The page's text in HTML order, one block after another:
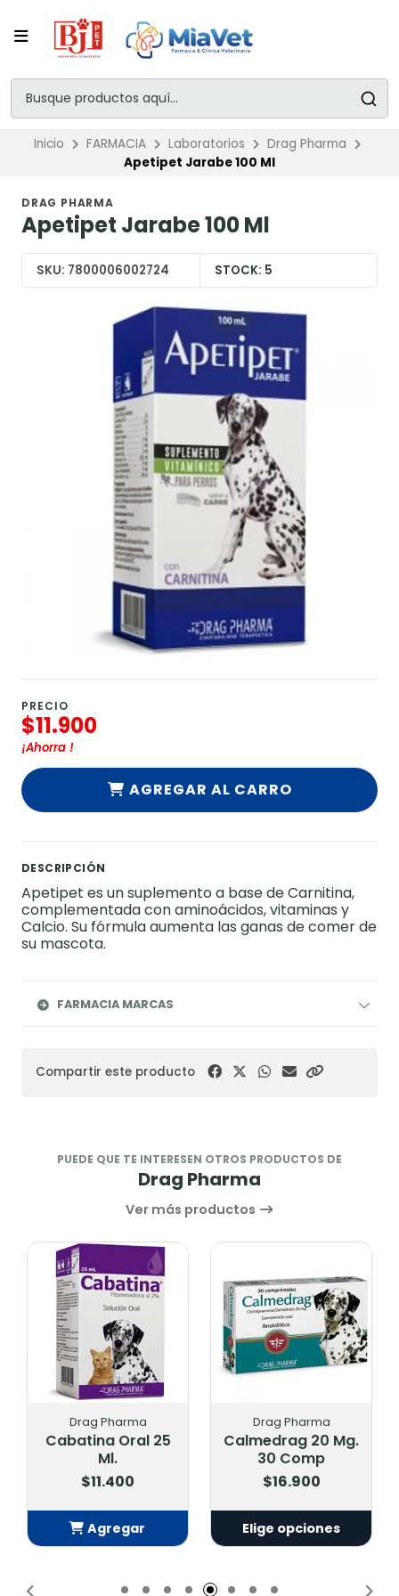
Inicio FARMACIA Laboratorios
Drag Pharma
Apetipet Jarabe 100 Ml
DRAG PHARMA
Apetipet Jarabe 100 Ml
SKU: 7800006002724 STOCK: 5
PRECIO
$11.900
¡Ahorra !
AGREGAR AL CARRO
DESCRIPCIÓN
Apetipet es un suplemento a base de Carnitina,
complementada con aminoácidos, vitaminas y
Calcio. Su fórmula aumenta las ganas de comer de
su mascota.
FARMACIA MARCAS
Compartir este producto
PUEDE QUE TE INTERESEN OTROS PRODUCTOS DE
Drag Pharma
Ver más productos
Drag Pharma
Cabatina Oral 25
Ml.
$11.400
Agregar
Drag Pharma
Calmedrag 20 Mg.
30 Comp
$16.900
Elige opciones